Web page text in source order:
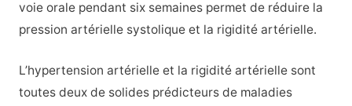
voie orale pendant six semaines permet de réduire la
pression artérielle systolique et la rigidité artérielle.
L’hypertension artérielle et la rigidité artérielle sont
toutes deux de solides prédicteurs de maladies